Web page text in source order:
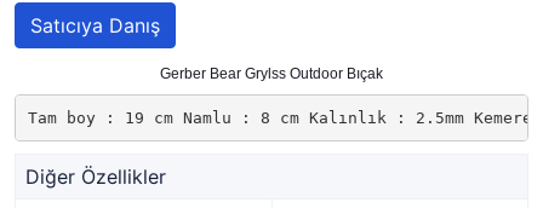
Satıcıya Danış
Gerber Bear Grylss Outdoor Bıçak
Tam boy : 19 cm Namlu : 8 cm Kalınlık : 2.5mm
Diğer Özellikler